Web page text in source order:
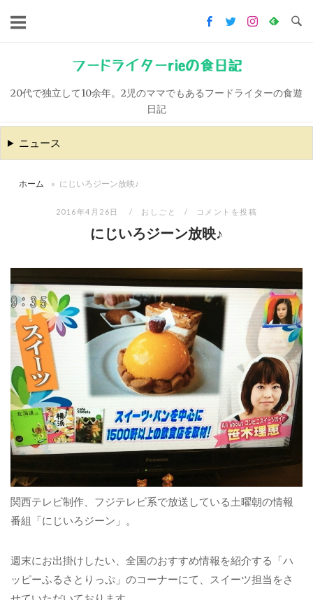
キ
ッ
フードライターrieの食日記
20代で独立して10余年。2児のママでもあるフードライターの食遊
日記
ニュース
ホーム » にじいろジーン放映♪
2016年4月26日 おしごと コメントを投稿
にじいろジーン放映♪
関西テレビ制作、フジテレビ系で放送している土曜朝の情報
番組「にじいろジーン」。
週末にお出掛けしたい、全国のおすすめ情報を紹介する「ハ
ッピーふるさとりっぷ」のコーナーにて、スイーツ担当をさ